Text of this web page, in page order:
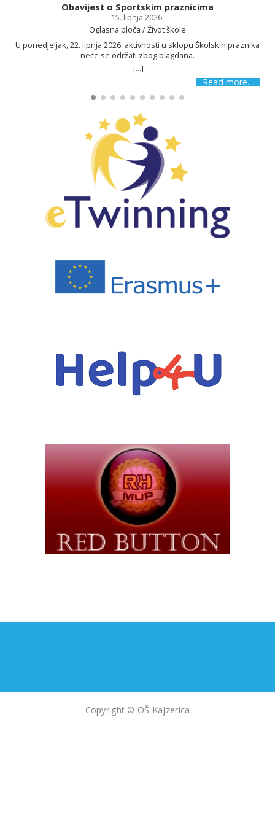
Obavijest o Sportskim praznicima
15. lipnja 2026.
Oglasna ploča / Život škole
U ponedjeljak, 22. lipnja 2026. aktivnosti u sklopu Školskih praznika
neće se održati zbog blagdana.
[...]
Read more...
Copyright © OŠ Kajzerica